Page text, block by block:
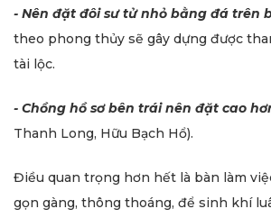
- Nên đặt đôi sư tử nhỏ bằng đá trên
theo phong thủy sẽ gây dựng được
tài lộc.
- Chồng hồ sơ bên trái nên đặt cao
Thanh Long, Hữu Bạch Hổ).
Điều quan trọng hơn hết là bàn làm
gọn gàng, thông thoáng, để sinh khí